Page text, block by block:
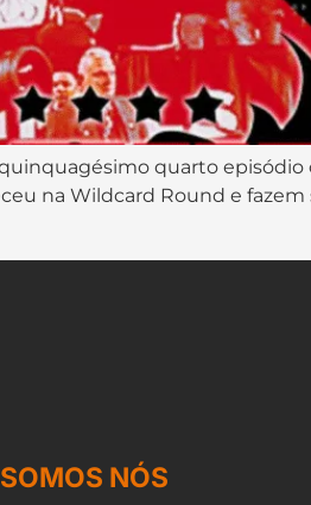
quarto
na Wildcard Round e fazem
NÓS